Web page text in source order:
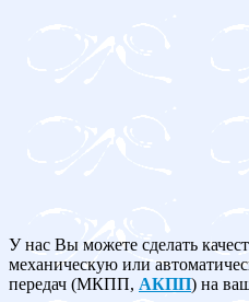
У нас Вы можете сделать
механическую или
передач (МКПП, АКПП) на